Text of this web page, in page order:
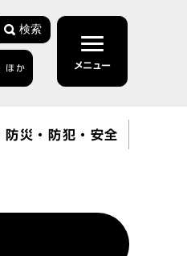
検索
ほか メニュー
防災・防犯・安全